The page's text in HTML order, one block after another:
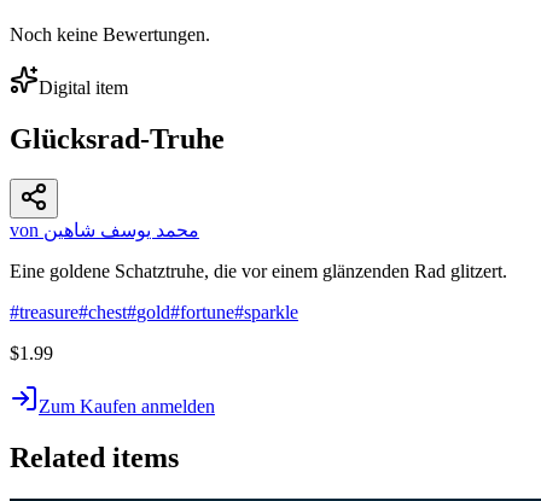
Noch keine Bewertungen.
Digital item
Glücksrad-Truhe
von محمد يوسف شاهين
Eine goldene Schatztruhe, die vor einem glänzenden Rad glitzert.
#treasure#chest#gold#fortune#sparkle
$1.99
Zum Kaufen anmelden
Related items